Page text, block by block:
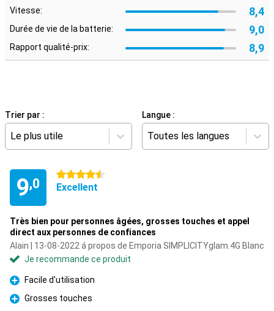
Vitesse: 8,4
Durée de vie de la batterie: 9,0
Rapport qualité-prix: 8,9
Trier par :
Le plus utile
Langue :
Toutes les langues
9,0
4.5 étoiles
Excellent
Très bien pour personnes âgées, grosses touches et appel
direct aux personnes de confiances
Alain | 13-08-2022 á propos de Emporia SIMPLICITYglam.4G Blanc
Je recommande ce produit
Pour
Facile d'utilisation
Pour
Grosses touches